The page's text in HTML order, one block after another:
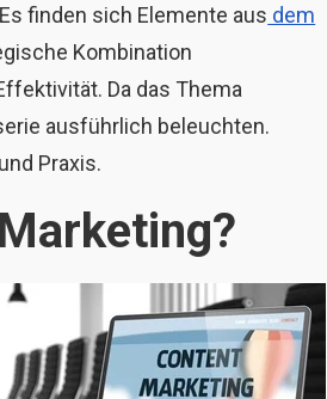
finden sich Elemente aus dem
Kombination
Da das Thema
ausführlich beleuchten.
Praxis.